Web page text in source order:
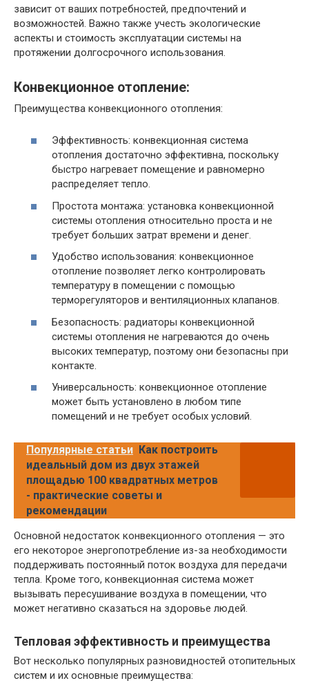
зависит от ваших потребностей, предпочтений и
возможностей. Важно также учесть экологические
аспекты и стоимость эксплуатации системы на
протяжении долгосрочного использования.
Конвекционное отопление:
Преимущества конвекционного отопления:
Эффективность: конвекционная система
отопления достаточно эффективна, поскольку
быстро нагревает помещение и равномерно
распределяет тепло.
Простота монтажа: установка конвекционной
системы отопления относительно проста и не
требует больших затрат времени и денег.
Удобство использования: конвекционное
отопление позволяет легко контролировать
температуру в помещении с помощью
терморегуляторов и вентиляционных клапанов.
Безопасность: радиаторы конвекционной
системы отопления не нагреваются до очень
высоких температур, поэтому они безопасны при
контакте.
Универсальность: конвекционное отопление
может быть установлено в любом типе
помещений и не требует особых условий.
Популярные статьи Как построить
идеальный дом из двух этажей
площадью 100 квадратных метров
- практические советы и
рекомендации
Основной недостаток конвекционного отопления — это
его некоторое энергопотребление из-за необходимости
поддерживать постоянный поток воздуха для передачи
тепла. Кроме того, конвекционная система может
вызывать пересушивание воздуха в помещении, что
может негативно сказаться на здоровье людей.
Тепловая эффективность и преимущества
Вот несколько популярных разновидностей отопительных
систем и их основные преимущества: